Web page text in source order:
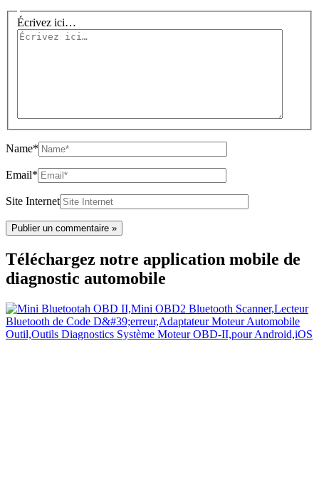
Écrivez ici…
Name*
Email*
Site Internet
Téléchargez notre application mobile de
diagnostic automobile